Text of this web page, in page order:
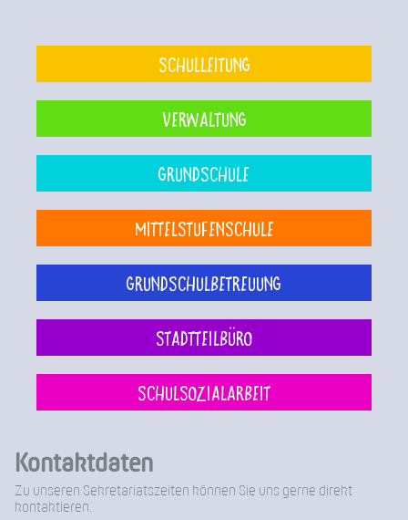
Schulleitung
Verwaltung
Grundschule
Mittelstufenschule
Grundschulbetreuung
Stadtteilbüro
Schulsozialarbeit
Kontaktdaten
Zu unseren Sekretariatszeiten können Sie uns gerne direkt
kontaktieren.